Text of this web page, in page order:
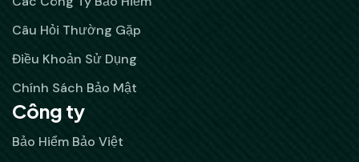
Câu Hỏi Thường Gặp
Điều Khoản Sử Dụng
Chính Sách Bảo Mật
Công ty
Bảo Hiểm Bảo Việt